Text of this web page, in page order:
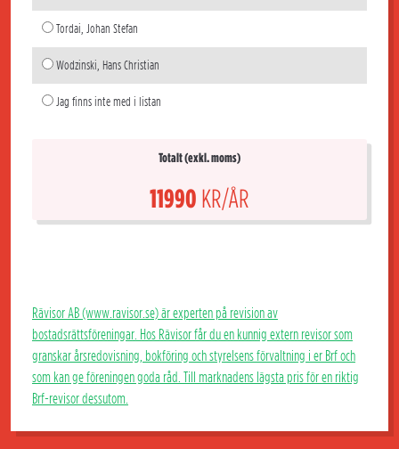
Tordai, Johan Stefan
Wodzinski, Hans Christian
Jag finns inte med i listan
Totalt (exkl. moms)
11990 KR/ÅR
Rävisor AB (www.ravisor.se) är experten på revision av
bostadsrättsföreningar. Hos Rävisor får du en kunnig extern revisor som
granskar årsredovisning, bokföring och styrelsens förvaltning i er Brf och
som kan ge föreningen goda råd. Till marknadens lägsta pris för en riktig
Brf-revisor dessutom.